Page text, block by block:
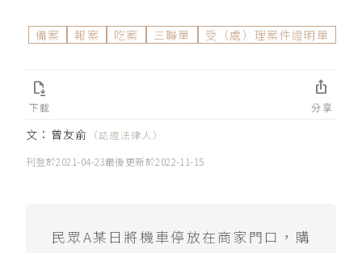
備案 報案 吃案 三聯單 受（處）理案件證明單
文： 曾友俞 （認證法律人）
刊登於2021-04-23最後更新於2022-11-15
民眾A某日將機車停放在商家門口，購
下載

分享
